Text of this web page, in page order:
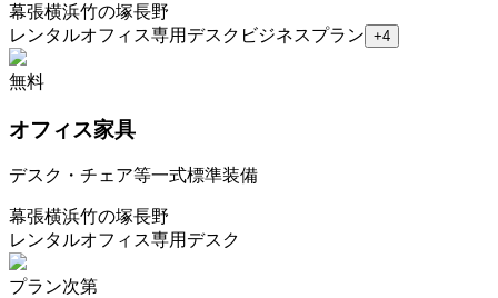
幕張横浜竹の塚長野
レンタルオフィス専用デスク ビジネスプラン +4
無料
オフィス家具
デスク・チェア等一式標準装備
幕張横浜竹の塚長野
レンタルオフィス専用デスク
プラン次第